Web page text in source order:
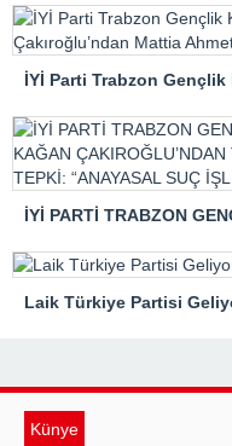
Laik Türkiye Partisi
Künye